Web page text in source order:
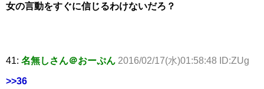
女の言動をすぐに信じるわけないだろ？
41: 名無しさん＠おーぷん 2016/02/17(水)01:58:48 ID:ZUg
>>36